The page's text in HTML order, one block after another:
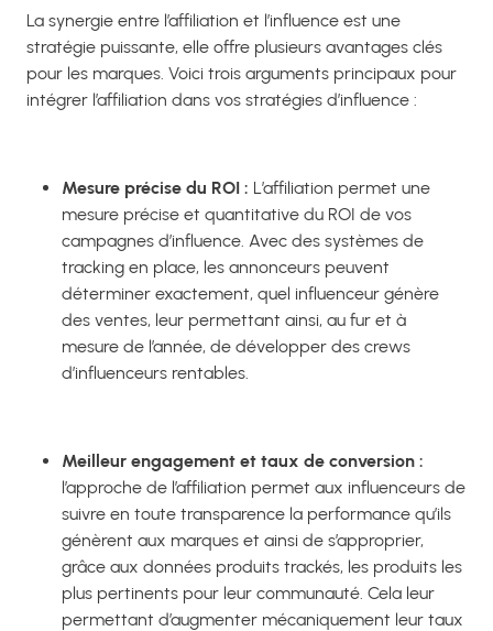
La synergie entre l’affiliation et l’influence est une
stratégie puissante, elle offre plusieurs avantages clés
pour les marques. Voici trois arguments principaux pour
intégrer l’affiliation dans vos stratégies d’influence :
Mesure précise du ROI : L’affiliation permet une
mesure précise et quantitative du ROI de vos
campagnes d’influence. Avec des systèmes de
tracking en place, les annonceurs peuvent
déterminer exactement, quel influenceur génère
des ventes, leur permettant ainsi, au fur et à
mesure de l’année, de développer des crews
d’influenceurs rentables.
Meilleur engagement et taux de conversion :
l’approche de l’affiliation permet aux influenceurs de
suivre en toute transparence la performance qu’ils
génèrent aux marques et ainsi de s’approprier,
grâce aux données produits trackés, les produits les
plus pertinents pour leur communauté. Cela leur
permettant d’augmenter mécaniquement leur taux